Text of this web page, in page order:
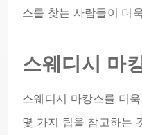
스를 찾는 사람들이 더
스웨디시 마
스웨디시 마캉스를 더
몇 가지 팁을 참고하는